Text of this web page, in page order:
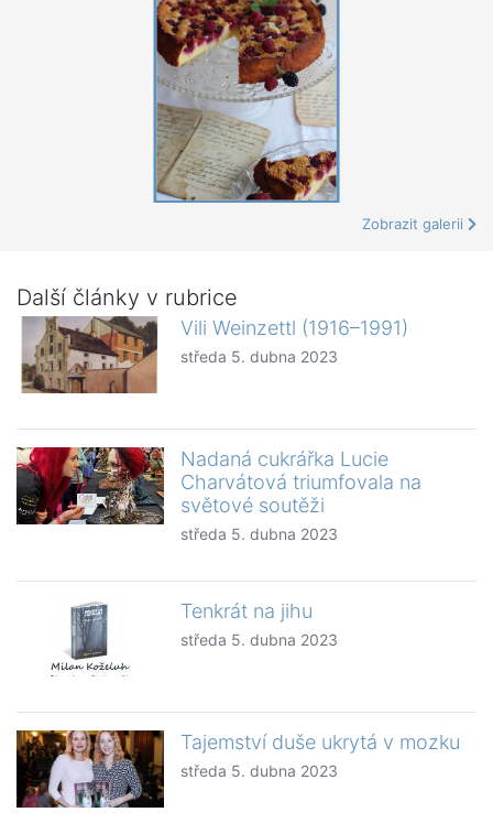
Zobrazit galerii
Další články v rubrice
Vili Weinzettl (1916–1991)
středa 5. dubna 2023
Nadaná cukrářka Lucie
Charvátová triumfovala na
světové soutěži
středa 5. dubna 2023
Tenkrát na jihu
středa 5. dubna 2023
Tajemství duše ukrytá v mozku
středa 5. dubna 2023